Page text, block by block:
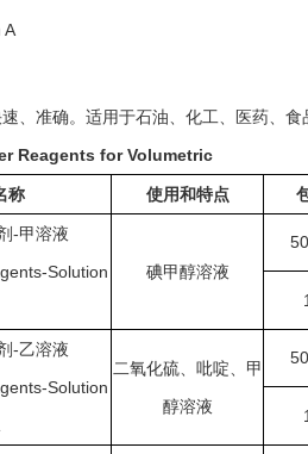
A
、准确。适用于石油、化工、医药、
Reagents for Volumetric
称 使用和特点
-甲溶液
Solution
碘甲醇溶液
-乙溶液
Solution
二氧化硫、吡啶、甲
醇溶液